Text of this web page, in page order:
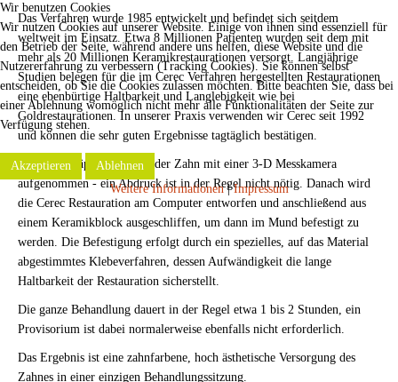
Das Verfahren wurde 1985 entwickelt und befindet sich seitdem
weltweit im Einsatz. Etwa 8 Millionen Patienten wurden seit dem mit
mehr als 20 Millionen Keramikrestaurationen versorgt. Langjährige
Studien belegen für die im Cerec Verfahren hergestellten Restaurationen
eine ebenbürtige Haltbarkeit und Langlebigkeit wie bei
Goldrestaurationen. In unserer Praxis verwenden wir Cerec seit 1992
und können die sehr guten Ergebnisse tagtäglich bestätigen.
Nach der Präparation wird der Zahn mit einer 3-D Messkamera
aufgenommen - ein Abdruck ist in der Regel nicht nötig. Danach wird
die Cerec Restauration am Computer entworfen und anschließend aus
einem Keramikblock ausgeschliffen, um dann im Mund befestigt zu
werden. Die Befestigung erfolgt durch ein spezielles, auf das Material
abgestimmtes Klebeverfahren, dessen Aufwändigkeit die lange
Haltbarkeit der Restauration sicherstellt.
Die ganze Behandlung dauert in der Regel etwa 1 bis 2 Stunden, ein
Provisorium ist dabei normalerweise ebenfalls nicht erforderlich.
Das Ergebnis ist eine zahnfarbene, hoch ästhetische Versorgung des
Zahnes in einer einzigen Behandlungssitzung.
Wir benutzen Cookies
Wir nutzen Cookies auf unserer Website. Einige von ihnen sind essenziell für
den Betrieb der Seite, während andere uns helfen, diese Website und die
Nutzererfahrung zu verbessern (Tracking Cookies). Sie können selbst
entscheiden, ob Sie die Cookies zulassen möchten. Bitte beachten Sie, dass bei
einer Ablehnung womöglich nicht mehr alle Funktionalitäten der Seite zur
Verfügung stehen.
Akzeptieren
Ablehnen
Weitere Informationen|Impressum